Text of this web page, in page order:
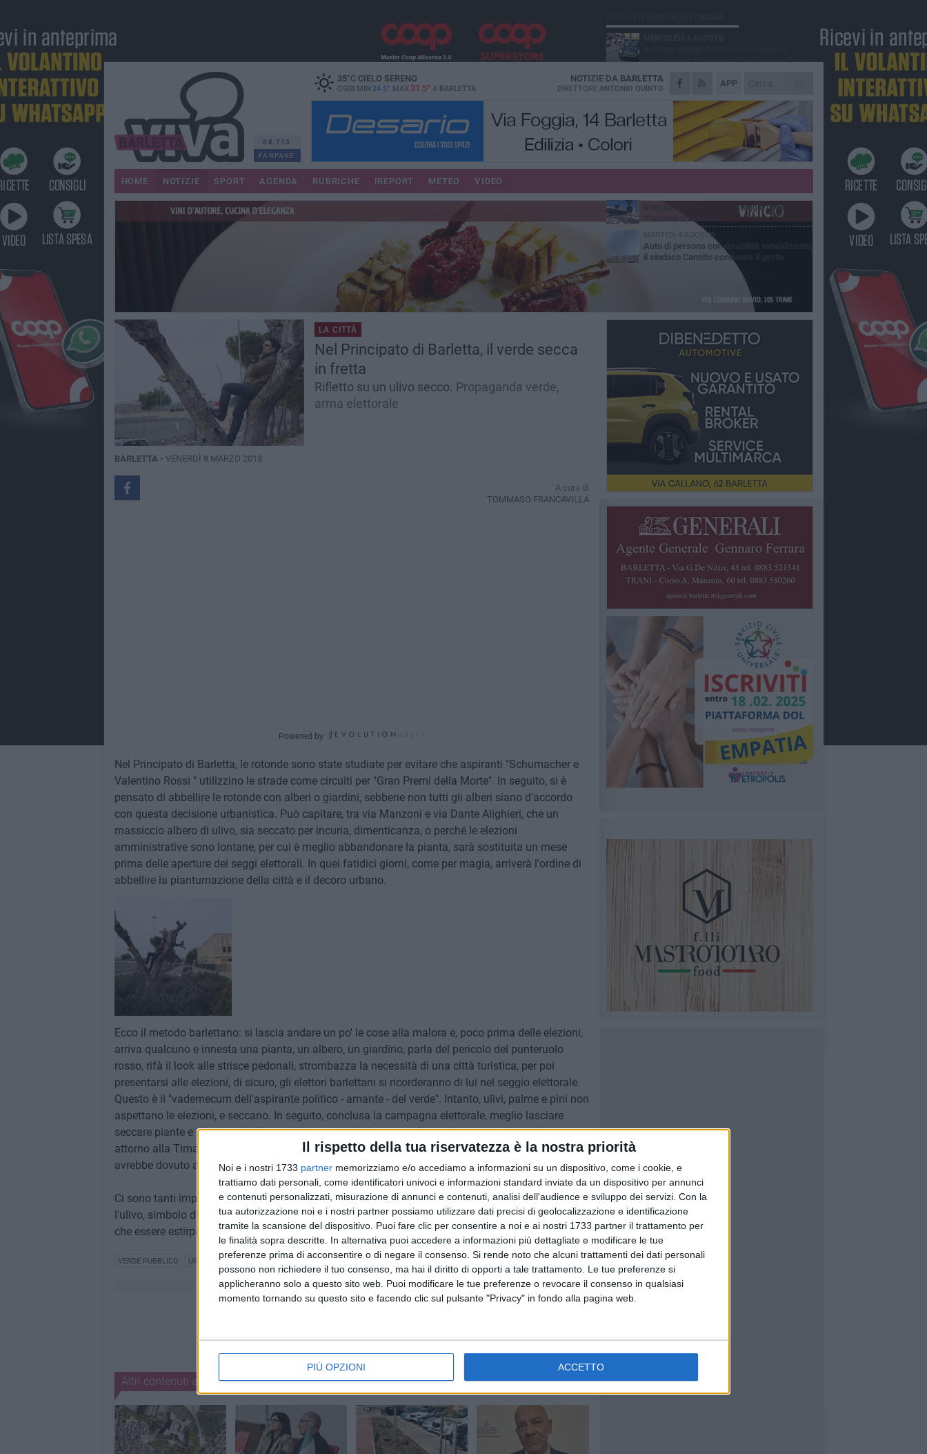
Il rispetto della tua riservatezza è la nostra priorità
Noi e i nostri 1733 partner memorizziamo e/o accediamo a informazioni su un dispositivo, come i cookie, e
trattiamo dati personali, come identificatori univoci e informazioni standard inviate da un dispositivo per annunci
e contenuti personalizzati, misurazione di annunci e contenuti, analisi dell'audience e sviluppo dei servizi. Con la
tua autorizzazione noi e i nostri partner possiamo utilizzare dati precisi di geolocalizzazione e identificazione
tramite la scansione del dispositivo. Puoi fare clic per consentire a noi e ai nostri 1733 partner il trattamento per
le finalità sopra descritte. In alternativa puoi accedere a informazioni più dettagliate e modificare le tue
preferenze prima di acconsentire o di negare il consenso. Si rende noto che alcuni trattamenti dei dati personali
possono non richiedere il tuo consenso, ma hai il diritto di opporti a tale trattamento. Le tue preferenze si
applicheranno solo a questo sito web. Puoi modificare le tue preferenze o revocare il consenso in qualsiasi
momento tornando su questo sito e facendo clic sul pulsante "Privacy" in fondo alla pagina web.
PIÙ OPZIONI ACCETTO
68.713
FANPAGE
35°CCIELO SERENO
OGGI MIN 24.5° MAX 31.5° A BARLETTA
APP
NOTIZIE DA BARLETTA
DIRETTORE ANTONIO QUINTO
HOME NOTIZIE SPORT AGENDA RUBRICHE IREPORT METEO VIDEO
LA CITTÀ
Nel Principato di Barletta, il verde secca
in fretta
Rifletto su un ulivo secco. Propaganda verde,
arma elettorale
BARLETTA - VENERDÌ 8 MARZO 2013
A cura di
TOMMASO FRANCAVILLA
Powered by
Nel Principato di Barletta, le rotonde sono state studiate per evitare che aspiranti "Schumacher e
Valentino Rossi " utilizzino le strade come circuiti per "Gran Premi della Morte". In seguito, si è
pensato di abbellire le rotonde con alberi o giardini, sebbene non tutti gli alberi siano d'accordo
con questa decisione urbanistica. Può capitare, tra via Manzoni e via Dante Alighieri, che un
massiccio albero di ulivo, sia seccato per incuria, dimenticanza, o perché le elezioni
amministrative sono lontane, per cui è meglio abbandonare la pianta, sarà sostituita un mese
prima delle aperture dei seggi elettorali. In quei fatidici giorni, come per magia, arriverà l'ordine di
abbellire la piantumazione della città e il decoro urbano.
Ecco il metodo barlettano: si lascia andare un po' le cose alla malora e, poco prima delle elezioni,
arriva qualcuno e innesta una pianta, un albero, un giardino, parla del pericolo del punteruolo
rosso, rifà il look alle strisce pedonali, strombazza la necessità di una città turistica, per poi
presentarsi alle elezioni, di sicuro, gli elettori barlettani si ricorderanno di lui nel seggio elettorale.
Questo è il "vademecum dell'aspirante politico - amante - del verde". Intanto, ulivi, palme e pini non
aspettano le elezioni, e seccano. In seguito, conclusa la campagna elettorale, meglio lasciare
seccare piante e alberi, sarà più redditizio sostituirli. In attesa che qualcuno pianti le violette
attorno alla Timac, o che inauguri un giardino portatile, saluto a modo mio quest'albero, che
avrebbe dovuto avere una sorte migliore.
Ci sono tanti imprenditori del Nord Italia e stranieri, che vorrebbero abbellire i propri giardini con
l'ulivo, simbolo della Puglia, ma a quanto pare Barletta non è la Puglia. A questo albero, non resta
che essere estirpato e diventare legna da ardere per le 100 pizzerie della città.
VERDE PUBBLICO URBANISTICA ELEZIONI
Altri contenuti a tema
64enne barlettano investito all'alba a Trani
GIOVEDÌ 6 AGOSTO
Il ricordo di "Cecco", il benzinaio col
sorriso: «Contava i giorni che lo
separavano dalla pensione»
MERCOLEDÌ 5 AGOSTO
Jova Summer Party, giovedì mattina
sopralluogo nell'area dell'evento
DOMENICA 2 AGOSTO
Beni confiscati alla mafia. Nasce il servizio
VENERDÌ 31 LUGLIO
Inaugurato il nuovo parcheggio nella
MARTEDÌ 4 AGOSTO
Auto di persona con disabilità vandalizzata,
il sindaco Cannito condanna il gesto